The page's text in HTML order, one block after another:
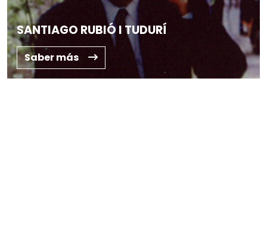
SANTIAGO RUBIÓ I TUDURÍ
Saber más